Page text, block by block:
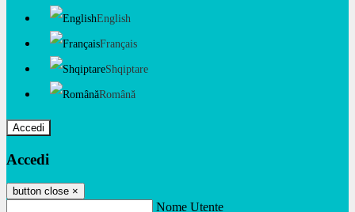
English
Français
Shqiptare
Română
Accedi
Accedi
button close ×
Nome Utente